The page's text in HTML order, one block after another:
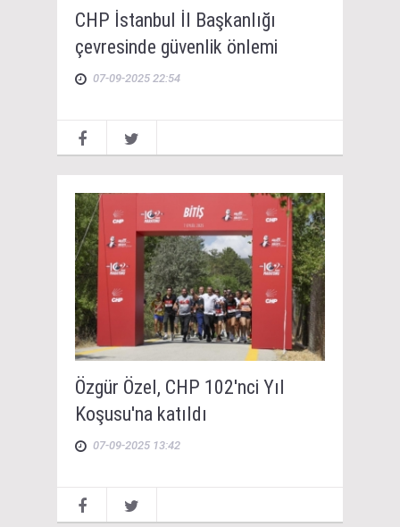
CHP İstanbul İl Başkanlığı
çevresinde güvenlik önlemi
07-09-2025 22:54
Özgür Özel, CHP 102'nci Yıl
Koşusu'na katıldı
07-09-2025 13:42